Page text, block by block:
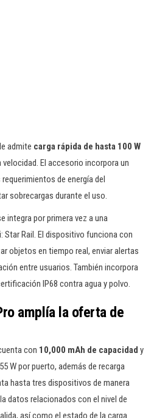
admite carga rápida de hasta 100 W
El accesorio incorpora un
de energía del
sobrecargas durante el uso.
integra por primera vez a una
Star Rail. El dispositivo funciona con
objetos en tiempo real, enviar alertas
entre usuarios. También incorpora
IP68 contra agua y polvo.
amplía la oferta de
con 10,000 mAh de capacidad y
W por puerto, además de recarga
hasta tres dispositivos de manera
datos relacionados con el nivel de
así como el estado de la carga